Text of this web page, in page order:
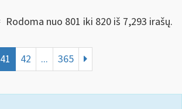
Rodoma nuo 801 iki 820 iš 7,293 irašų.
41 42 ... 365